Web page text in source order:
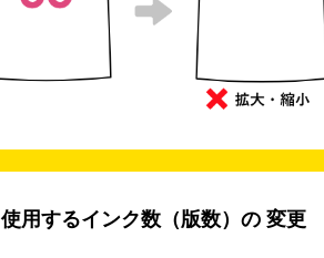
使用するインク数（版数）の 変更